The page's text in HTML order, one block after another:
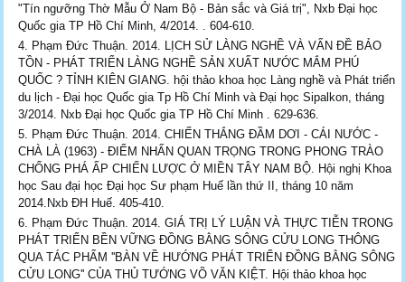
"Tín ngưỡng Thờ Mẫu Ở Nam Bộ - Bản sắc và Giá trị", Nxb Đại học
Quốc gia TP Hồ Chí Minh, 4/2014. . 604-610.
Phạm Đức Thuận. 2014. LỊCH SỬ LÀNG NGHỀ VÀ VẤN ĐỀ BẢO
TỒN - PHÁT TRIỂN LÀNG NGHỀ SẢN XUẤT NƯỚC MẮM PHÚ
QUỐC ? TỈNH KIÊN GIANG. hội thảo khoa học Làng nghề và Phát triển
du lịch - Đại học Quốc gia Tp Hồ Chí Minh và Đại học Sipalkon, tháng
3/2014. Nxb Đại học Quốc gia TP Hồ Chí Minh . 629-636.
Phạm Đức Thuận. 2014. CHIẾN THẮNG ĐẦM DƠI - CÁI NƯỚC -
CHÀ LÀ (1963) - ĐIỂM NHẤN QUAN TRỌNG TRONG PHONG TRÀO
CHỐNG PHÁ ẤP CHIẾN LƯỢC Ở MIỀN TÂY NAM BỘ. Hội nghị Khoa
học Sau đại học Đại học Sư phạm Huế lần thứ II, tháng 10 năm
2014.Nxb ĐH Huế. 405-410.
Phạm Đức Thuận. 2014. GIÁ TRỊ LÝ LUẬN VÀ THỰC TIỄN TRONG
PHÁT TRIỂN BỀN VỮNG ĐỒNG BẰNG SÔNG CỬU LONG THÔNG
QUA TÁC PHẨM ''BÀN VỀ HƯỚNG PHÁT TRIỂN ĐỒNG BẰNG SÔNG
CỬU LONG'' CỦA THỦ TƯỚNG VÕ VĂN KIỆT. Hội thảo khoa học